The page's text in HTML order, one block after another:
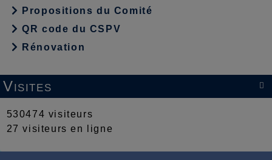
Propositions du Comité
QR code du CSPV
Rénovation

Visites
530474 visiteurs
27 visiteurs en ligne